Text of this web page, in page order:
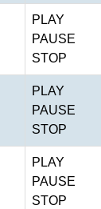
PLAY
PAUSE
STOP
PLAY
PAUSE
STOP
PLAY
PAUSE
STOP